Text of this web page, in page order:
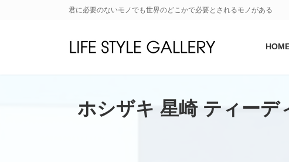
君に必要のないモノでも世界のどこかで必要とされるモノがある
ホシザキ 星崎 ティーデ